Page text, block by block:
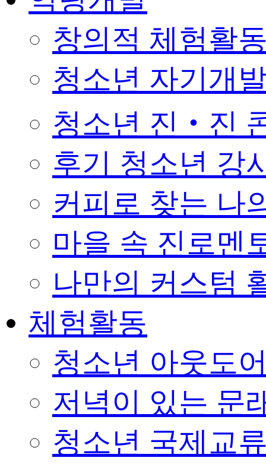
창의적 체험활
청소년 자기개
청소년 진‧진
후기 청소년 강
커피로 찾는 나
마을 속 진로멘
나만의 커스텀
체험활동
청소년 아웃도
저녁이 있는 문
청소년 국제교